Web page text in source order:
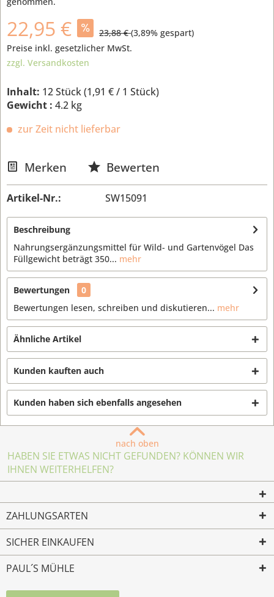
22,95 € 23,88 €(3,89% gespart)
Preise inkl. gesetzlicher MwSt.
zzgl. Versandkosten
Inhalt: 12 Stück (1,91 €/ 1 Stück)
Gewicht : 4.2 kg
zur Zeit nicht lieferbar
Merken Bewerten
Artikel-Nr.: SW15091
Beschreibung
Nahrungsergänzungsmittel für Wild- und Gartenvögel Das
Füllgewicht beträgt 350... mehr
Bewertungen
0
Bewertungen lesen, schreiben und diskutieren... mehr
Ähnliche Artikel
Kunden kauften auch
Kunden haben sich ebenfalls angesehen
nach oben
HABEN SIE ETWAS NICHT GEFUNDEN? KÖNNEN WIR
IHNEN WEITERHELFEN?
ZAHLUNGSARTEN
SICHER EINKAUFEN
PAUL´S MÜHLE